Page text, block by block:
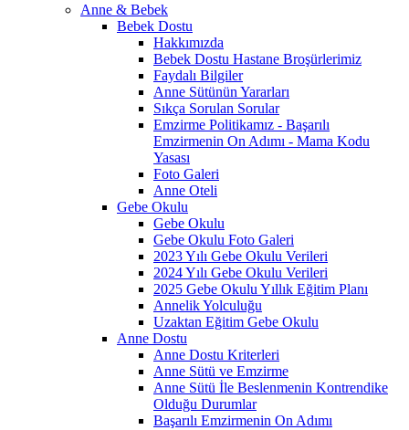
Anne & Bebek
Bebek Dostu
Hakkımızda
Bebek Dostu Hastane Broşürlerimiz
Faydalı Bilgiler
Anne Sütünün Yararları
Sıkça Sorulan Sorular
Emzirme Politikamız - Başarılı
Emzirmenin On Adımı - Mama Kodu
Yasası
Foto Galeri
Anne Oteli
Gebe Okulu
Gebe Okulu
Gebe Okulu Foto Galeri
2023 Yılı Gebe Okulu Verileri
2024 Yılı Gebe Okulu Verileri
2025 Gebe Okulu Yıllık Eğitim Planı
Annelik Yolculuğu
Uzaktan Eğitim Gebe Okulu
Anne Dostu
Anne Dostu Kriterleri
Anne Sütü ve Emzirme
Anne Sütü İle Beslenmenin Kontrendike
Olduğu Durumlar
Başarılı Emzirmenin On Adımı